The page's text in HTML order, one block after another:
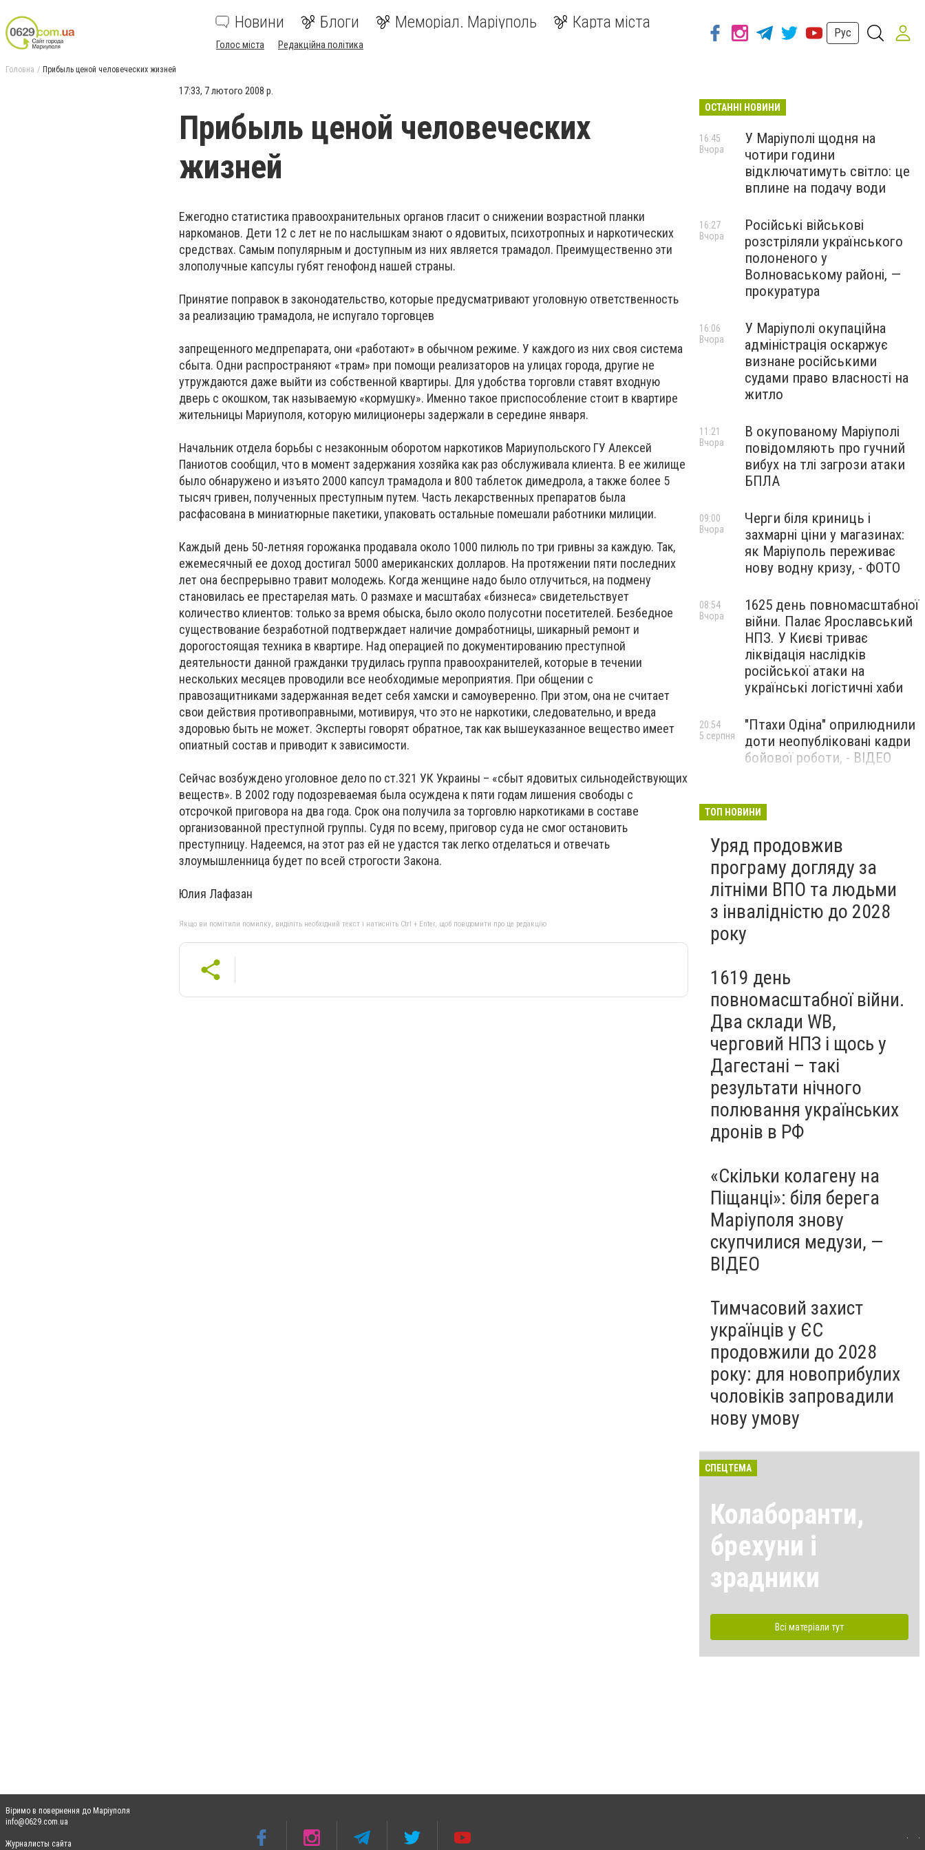
Новини Блоги Меморіал. Маріуполь Карта міста
Голос міста Редакційна політика
Рус
Головна Прибыль ценой человеческих жизней
17:33, 7 лютого 2008 р.
Прибыль ценой человеческих
жизней
Ежегодно статистика правоохранительных органов гласит о снижении возрастной планки
наркоманов. Дети 12 с лет не по наслышкам знают о ядовитых, психотропных и наркотических
средствах. Самым популярным и доступным из них является трамадол. Преимущественно эти
злополучные капсулы губят генофонд нашей страны.
Принятие поправок в законодательство, которые предусматривают уголовную ответственность
за реализацию трамадола, не испугало торговцев
запрещенного медпрепарата, они «работают» в обычном режиме. У каждого из них своя система
сбыта. Одни распространяют «трам» при помощи реализаторов на улицах города, другие не
утруждаются даже выйти из собственной квартиры. Для удобства торговли ставят входную
дверь с окошком, так называемую «кормушку». Именно такое приспособление стоит в квартире
жительницы Мариуполя, которую милиционеры задержали в середине января.
Начальник отдела борьбы с незаконным оборотом наркотиков Мариупольского ГУ Алексей
Паниотов сообщил, что в момент задержания хозяйка как раз обслуживала клиента. В ее жилище
было обнаружено и изъято 2000 капсул трамадола и 800 таблеток димедрола, а также более 5
тысяч гривен, полученных преступным путем. Часть лекарственных препаратов была
расфасована в миниатюрные пакетики, упаковать остальные помешали работники милиции.
Каждый день 50-летняя горожанка продавала около 1000 пилюль по три гривны за каждую. Так,
ежемесячный ее доход достигал 5000 американских долларов. На протяжении пяти последних
лет она беспрерывно травит молодежь. Когда женщине надо было отлучиться, на подмену
становилась ее престарелая мать. О размахе и масштабах «бизнеса» свидетельствует
количество клиентов: только за время обыска, было около полусотни посетителей. Безбедное
существование безработной подтверждает наличие домработницы, шикарный ремонт и
дорогостоящая техника в квартире. Над операцией по документированию преступной
деятельности данной гражданки трудилась группа правоохранителей, которые в течении
нескольких месяцев проводили все необходимые мероприятия. При общении с
правозащитниками задержанная ведет себя хамски и самоуверенно. При этом, она не считает
свои действия противоправными, мотивируя, что это не наркотики, следовательно, и вреда
здоровью быть не может. Эксперты говорят обратное, так как вышеуказанное вещество имеет
опиатный состав и приводит к зависимости.
Сейчас возбуждено уголовное дело по ст.321 УК Украины – «сбыт ядовитых сильнодействующих
веществ». В 2002 году подозреваемая была осуждена к пяти годам лишения свободы с
отсрочкой приговора на два года. Срок она получила за торговлю наркотиками в составе
организованной преступной группы. Судя по всему, приговор суда не смог остановить
преступницу. Надеемся, на этот раз ей не удастся так легко отделаться и отвечать
злоумышленница будет по всей строгости Закона.
Юлия Лафазан
Якщо ви помітили помилку, виділіть необхідний текст і натисніть Ctrl + Enter, щоб повідомити про це редакцію
ОСТАННІ НОВИНИ
У Маріуполі щодня на
чотири години
відключатимуть світло: це
вплине на подачу води
16:45
Вчора
Російські військові
розстріляли українського
полоненого у
Волноваському районі, —
прокуратура
16:27
Вчора
У Маріуполі окупаційна
адміністрація оскаржує
визнане російськими
судами право власності на
житло
16:06
Вчора
В окупованому Маріуполі
повідомляють про гучний
вибух на тлі загрози атаки
БПЛА
11:21
Вчора
Черги біля криниць і
захмарні ціни у магазинах:
як Маріуполь переживає
нову водну кризу, - ФОТО
09:00
Вчора
1625 день повномасштабної
війни. Палає Ярославський
НПЗ. У Києві триває
ліквідація наслідків
російської атаки на
українські логістичні хаби
08:54
Вчора
"Птахи Одіна" оприлюднили
доти неопубліковані кадри
бойової роботи, - ВІДЕО
20:54
5 серпня
Бєдняков зіграє тата
новому українському
фільмі, - ФОТО
5 серпня
ТОП НОВИНИ
Уряд продовжив
програму догляду за
літніми ВПО та людьми
з інвалідністю до 2028
року
1619 день
повномасштабної війни.
Два склади WB,
черговий НПЗ і щось у
Дагестані – такі
результати нічного
полювання українських
дронів в РФ
«Скільки колагену на
Піщанці»: біля берега
Маріуполя знову
скупчилися медузи, —
ВІДЕО
Тимчасовий захист
українців у ЄС
продовжили до 2028
року: для новоприбулих
чоловіків запровадили
нову умову
СПЕЦТЕМА
Колаборанти,
брехуни і
зрадники
Всі матеріали тут
Віримо в повернення до Маріуполя
info@0629.com.ua
Журналисты сайта